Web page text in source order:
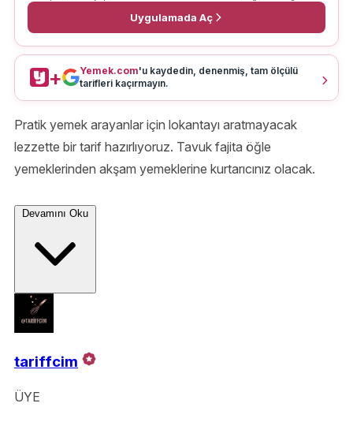
Uygulamada Aç
+ Yemek.com'u kaydedin, denenmiş, tam ölçülü
tarifleri kaçırmayın.
Pratik yemek arayanlar için lokantayı aratmayacak
lezzette bir tarif hazırlıyoruz. Tavuk fajita öğle
yemeklerinden akşam yemeklerine kurtarıcınız olacak.
Devamını Oku
tariffcim
ÜYE